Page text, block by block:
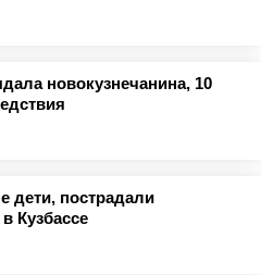
новокузнечанина, 10
дети, пострадали
Кузбассе